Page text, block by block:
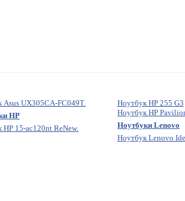
Asus UX305CA-FC049T.
HP
HP 15-ac120nt ReNew.
Ноутбук HP 255 G3
Ноутбук HP
Ноутбуки Lenovo
Ноутбук Lenovo